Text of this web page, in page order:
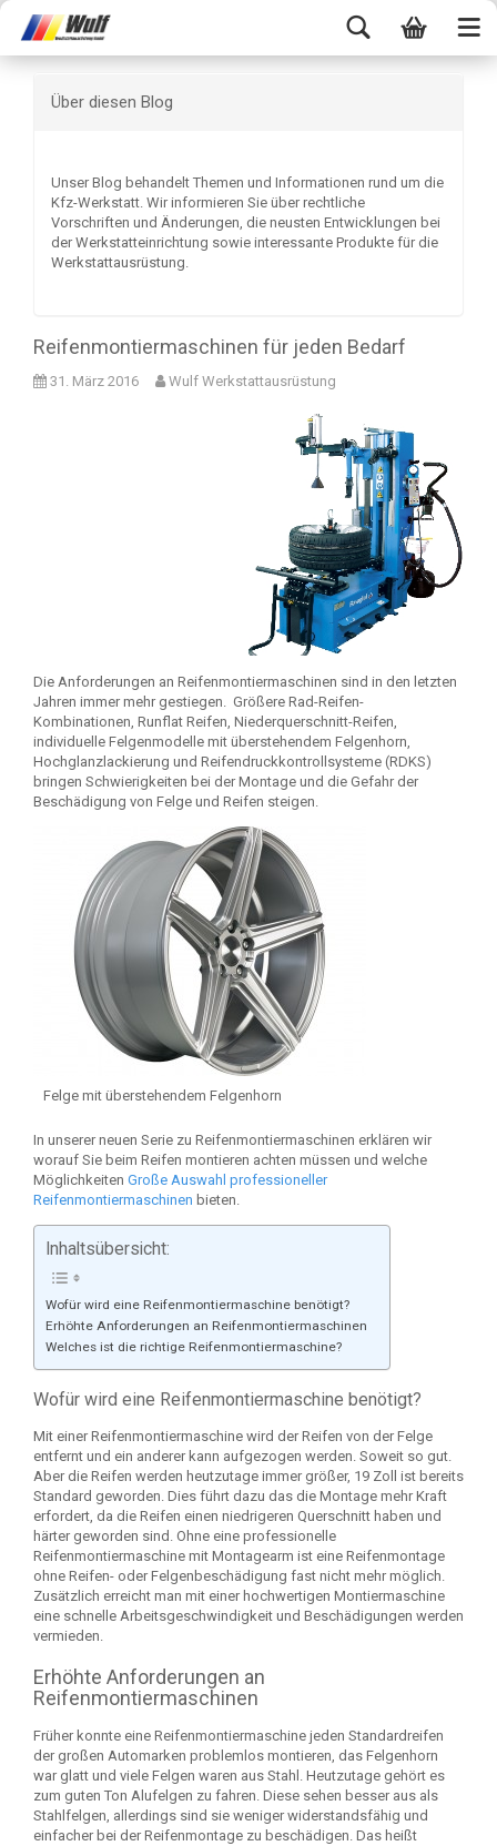
Über diesen Blog
Unser Blog behandelt Themen und Informationen rund um die
Kfz-Werkstatt. Wir informieren Sie über rechtliche
Vorschriften und Änderungen, die neusten Entwicklungen bei
der Werkstatteinrichtung sowie interessante Produkte für die
Werkstattausrüstung.
Reifenmontiermaschinen für jeden Bedarf
31. März 2016 Wulf Werkstattausrüstung
Die Anforderungen an Reifenmontiermaschinen sind in den letzten
Jahren immer mehr gestiegen. Größere Rad-Reifen-
Kombinationen, Runflat Reifen, Niederquerschnitt-Reifen,
individuelle Felgenmodelle mit überstehendem Felgenhorn,
Hochglanzlackierung und Reifendruckkontrollsysteme (RDKS)
bringen Schwierigkeiten bei der Montage und die Gefahr der
Beschädigung von Felge und Reifen steigen.
Felge mit überstehendem Felgenhorn
In unserer neuen Serie zu Reifenmontiermaschinen erklären wir
worauf Sie beim Reifen montieren achten müssen und welche
Möglichkeiten Große Auswahl professioneller
Reifenmontiermaschinen bieten.
Inhaltsübersicht:
Wofür wird eine Reifenmontiermaschine benötigt?
Erhöhte Anforderungen an Reifenmontiermaschinen
Welches ist die richtige Reifenmontiermaschine?
Wofür wird eine Reifenmontiermaschine benötigt?
Mit einer Reifenmontiermaschine wird der Reifen von der Felge
entfernt und ein anderer kann aufgezogen werden. Soweit so gut.
Aber die Reifen werden heutzutage immer größer, 19 Zoll ist bereits
Standard geworden. Dies führt dazu das die Montage mehr Kraft
erfordert, da die Reifen einen niedrigeren Querschnitt haben und
härter geworden sind. Ohne eine professionelle
Reifenmontiermaschine mit Montagearm ist eine Reifenmontage
ohne Reifen- oder Felgenbeschädigung fast nicht mehr möglich.
Zusätzlich erreicht man mit einer hochwertigen Montiermaschine
eine schnelle Arbeitsgeschwindigkeit und Beschädigungen werden
vermieden.
Erhöhte Anforderungen an
Reifenmontiermaschinen
Früher konnte eine Reifenmontiermaschine jeden Standardreifen
der großen Automarken problemlos montieren, das Felgenhorn
war glatt und viele Felgen waren aus Stahl. Heutzutage gehört es
zum guten Ton Alufelgen zu fahren. Diese sehen besser aus als
Stahlfelgen, allerdings sind sie weniger widerstandsfähig und
einfacher bei der Reifenmontage zu beschädigen. Das heißt